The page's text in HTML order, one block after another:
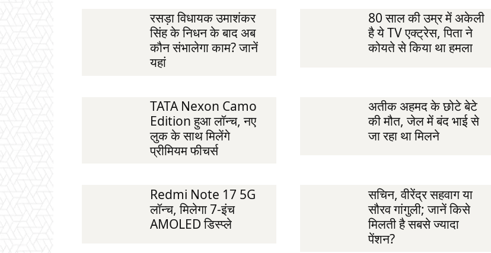
रसड़ा विधायक उमाशंकर
सिंह के निधन के बाद अब
कौन संभालेगा काम? जानें
यहां
80 साल की उम्र में अकेली
है ये TV एक्ट्रेस, पिता ने
कोयते से किया था हमला
TATA Nexon Camo
Edition हुआ लॉन्च, नए
लुक के साथ मिलेंगे
प्रीमियम फीचर्स
अतीक अहमद के छोटे बेटे
की मौत, जेल में बंद भाई से
जा रहा था मिलने
Redmi Note 17 5G
लॉन्च, मिलेगा 7-इंच
AMOLED डिस्प्ले
सचिन, वीरेंद्र सहवाग या
सौरव गांगुली; जानें किसे
मिलती है सबसे ज्यादा
पेंशन?